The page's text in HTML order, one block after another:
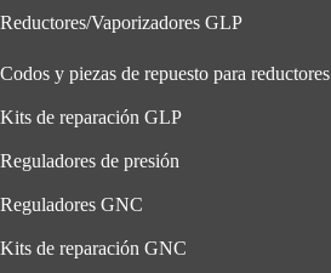
Reductores/Vaporizadores GLP
Codos y piezas de repuesto para reductores
Kits de reparación GLP
Reguladores de presión
Reguladores GNC
Kits de reparación GNC